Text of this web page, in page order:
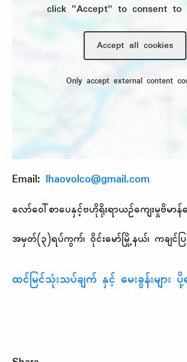
click "Accept" to consent to
Accept all cookies
Only accept external content
Email: lhaovolco@gmail.com
လော်ဝေါ်စာပေနှင့်ဗဟိုရိုးရာယဉ်ကျေးမှုဗိမာန်
အမှတ်(၃)ရပ်ကွက်၊ ဝိုင်းမော်မြို့နယ်၊ ကချင်
ထင်မြင်သုံးသပ်ချက် နှင့် မေးခွန်းများ ပို့